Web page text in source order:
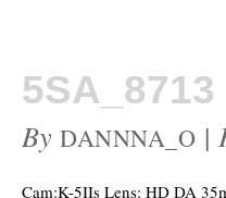
5SA_8713
By DANNNA_O |
Cam:K-5IIs Lens: HD DA